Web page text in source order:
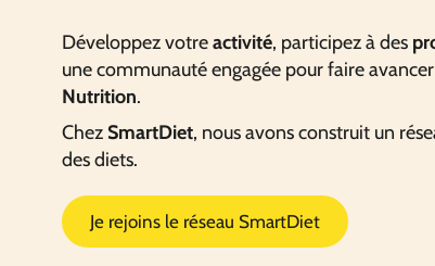
Développez votreactivité, participez à des
une communauté engagée pour faire
Nutrition.
Chez SmartDiet, nous avons construit un
des diets.
Je rejoins le réseau SmartDiet